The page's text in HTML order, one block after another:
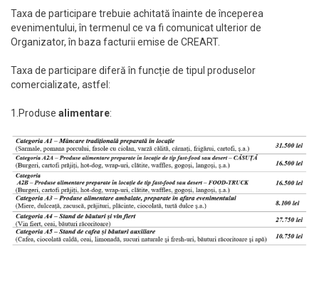
Taxa de participare trebuie achitată înainte de începerea
evenimentului, în termenul ce va fi comunicat ulterior de
Organizator, în baza facturii emise de CREART.
Taxa de participare diferă în funcție de tipul produselor
comercializate, astfel:
1.Produse alimentare: